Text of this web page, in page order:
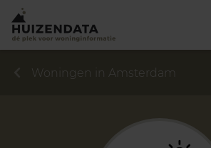
Woningen in Amsterdam